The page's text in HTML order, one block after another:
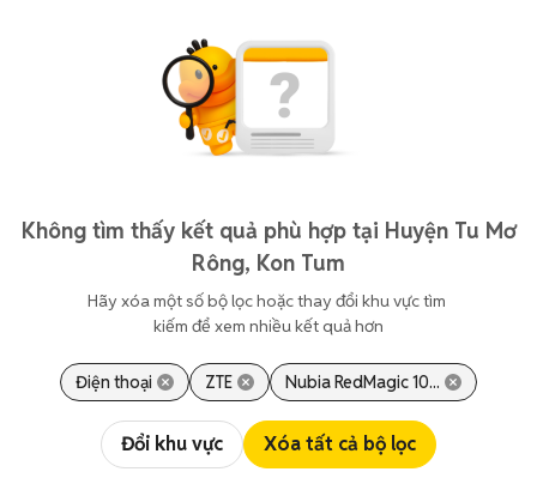
Không tìm thấy kết quả phù hợp tại Huyện Tu Mơ
Rông, Kon Tum
Hãy xóa một số bộ lọc hoặc thay đổi khu vực tìm
kiếm để xem nhiều kết quả hơn
Điện thoại ZTE Nubia RedMagic 10...
Đổi khu vực Xóa tất cả bộ lọc